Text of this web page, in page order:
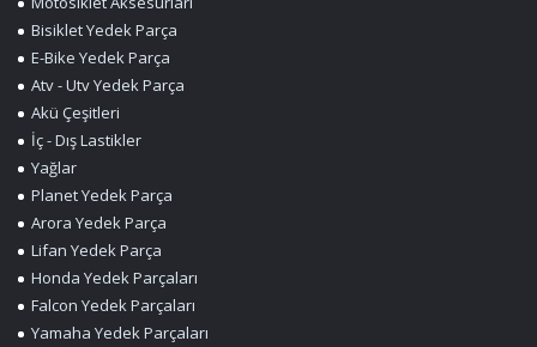
Bisiklet Yedek Parça
E-Bike Yedek Parça
Atv - Utv Yedek Parça
Akü Çeşitleri
İç - Dış Lastikler
Yağlar
Planet Yedek Parça
Arora Yedek Parça
Lifan Yedek Parça
Honda Yedek Parçaları
Falcon Yedek Parçaları
Yamaha Yedek Parçaları